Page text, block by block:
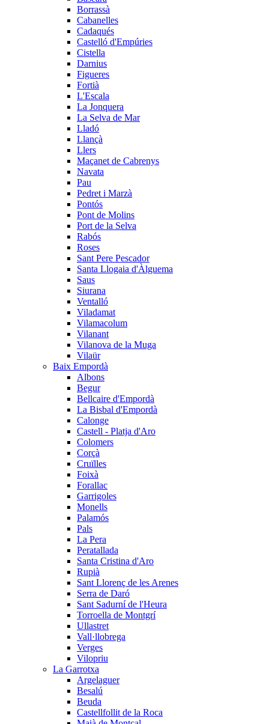
Borrassà
Cabanelles
Cadaqués
Castelló d'Empúries
Cistella
Darnius
Figueres
Fortià
L'Escala
La Jonquera
La Selva de Mar
Lladó
Llançà
Llers
Maçanet de Cabrenys
Navata
Pau
Pedret i Marzà
Pontós
Pont de Molins
Port de la Selva
Rabós
Roses
Sant Pere Pescador
Santa Llogaia d'Àlguema
Saus
Siurana
Ventalló
Viladamat
Vilamacolum
Vilanant
Vilanova de la Muga
Vilaür
Baix Empordà
Albons
Begur
Bellcaire d'Empordà
La Bisbal d'Empordà
Calonge
Castell - Platja d'Aro
Colomers
Corçà
Cruïlles
Foixà
Forallac
Garrigoles
Monells
Palamós
Pals
La Pera
Peratallada
Santa Cristina d'Aro
Rupià
Sant Llorenç de les Arenes
Serra de Daró
Sant Sadurní de l'Heura
Torroella de Montgrí
Ullastret
Vall·llobrega
Verges
Vilopriu
La Garrotxa
Argelaguer
Besalú
Beuda
Castellfollit de la Roca